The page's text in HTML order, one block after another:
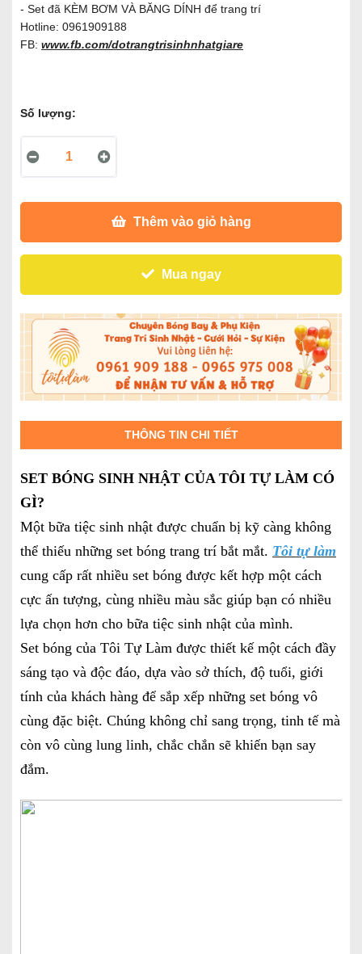
- Set đã KÈM BƠM VÀ BĂNG DÍNH để trang trí
Hotline: 0961909188
FB: www.fb.com/dotrangtrisinhnhatgiare
Số lượng:
Thêm vào giỏ hàng
Mua ngay
THÔNG TIN CHI TIẾT
SET BÓNG SINH NHẬT CỦA TÔI TỰ LÀM CÓ
GÌ?
Một bữa tiệc sinh nhật được chuẩn bị kỹ càng không
thể thiếu những set bóng trang trí bắt mắt. Tôi tự làm
cung cấp rất nhiều set bóng được kết hợp một cách
cực ấn tượng, cùng nhiều màu sắc giúp bạn có nhiều
lựa chọn hơn cho bữa tiệc sinh nhật của mình.
Set bóng của Tôi Tự Làm được thiết kế một cách đầy
sáng tạo và độc đáo, dựa vào sở thích, độ tuổi, giới
tính của khách hàng để sắp xếp những set bóng vô
cùng đặc biệt. Chúng không chỉ sang trọng, tinh tế mà
còn vô cùng lung linh, chắc chắn sẽ khiến bạn say
đắm.